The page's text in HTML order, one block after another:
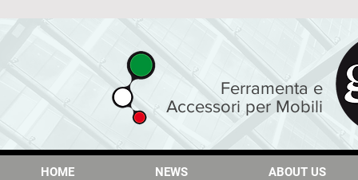
Ferramenta e
Accessori per Mobili
HOME NEWS ABOUT US
HOME NEWS ABOUT US